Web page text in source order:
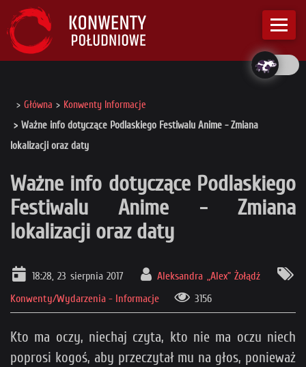
Główna
Konwenty Informacje
Ważne info dotyczące Podlaskiego Festiwalu Anime - Zmiana
lokalizacji oraz daty
Ważne info dotyczące Podlaskiego
Festiwalu Anime - Zmiana
lokalizacji oraz daty
18:28, 23 sierpnia 2017
Aleksandra „Alex” Żołądź
Konwenty/Wydarzenia - Informacje
3156
Kto ma oczy, niechaj czyta, kto nie ma oczu niech
poprosi kogoś, aby przeczytał mu na głos, ponieważ